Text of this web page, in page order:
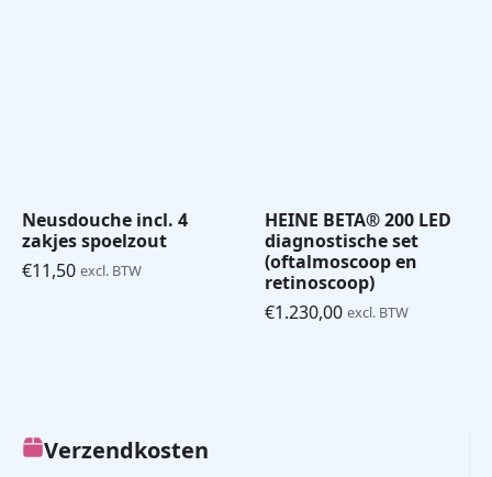
Neusdouche incl. 4
zakjes spoelzout
€11,50 excl. BTW
HEINE BETA® 200 LED
diagnostische set
(oftalmoscoop en
retinoscoop)
€1.230,00 excl. BTW
Verzendkosten